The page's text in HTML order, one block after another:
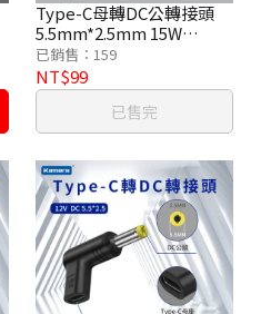
Type-C母轉DC公轉接頭
5.5mm*2.5mm 15W
/5V/3A
已銷售：159
NT$99
已售完